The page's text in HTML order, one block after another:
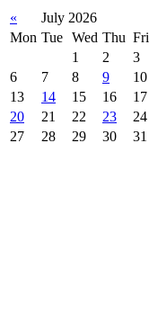
« July 2026
Mon Tue Wed Thu Fri
1
2 3
6
7 8 9 10
13
14 15 16 17
20
21 22 23 24
27
28 29 30 31